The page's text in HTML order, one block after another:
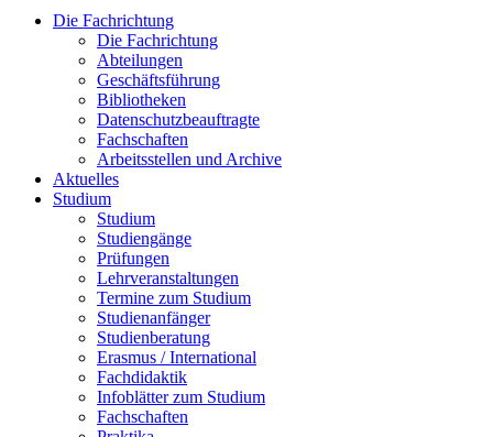
Die Fachrichtung
Die Fachrichtung
Abteilungen
Geschäftsführung
Bibliotheken
Datenschutzbeauftragte
Fachschaften
Arbeitsstellen und Archive
Aktuelles
Studium
Studium
Studiengänge
Prüfungen
Lehrveranstaltungen
Termine zum Studium
Studienanfänger
Studienberatung
Erasmus / International
Fachdidaktik
Infoblätter zum Studium
Fachschaften